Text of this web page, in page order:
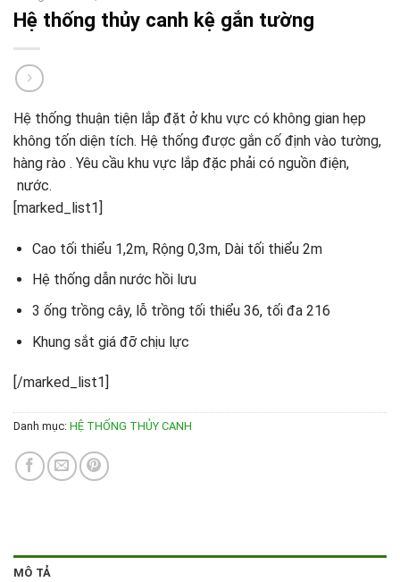
Hệ thống thủy canh kệ gắn tường
Hệ thống thuận tiện lắp đặt ở khu vực có không gian hẹp
không tốn diện tích. Hệ thống được gắn cố định vào tường,
hàng rào . Yêu cầu khu vực lắp đặc phải có nguồn điện,
nước.
[marked_list1]
Cao tối thiểu 1,2m, Rộng 0,3m, Dài tối thiểu 2m
Hệ thống dẫn nước hồi lưu
3 ống trồng cây, lỗ trồng tối thiểu 36, tối đa 216
Khung sắt giá đỡ chịu lực
[/marked_list1]
Danh mục: HỆ THỐNG THỦY CANH
MÔ TẢ